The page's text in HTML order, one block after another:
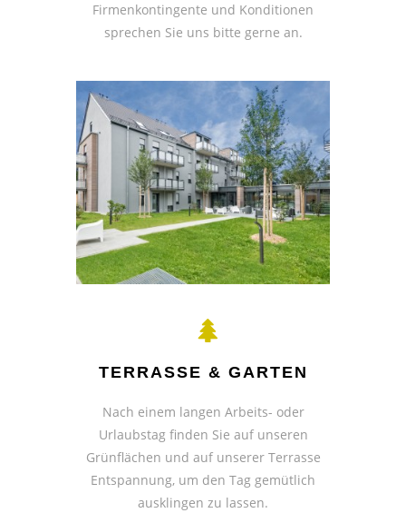
Firmenkontingente und Konditionen
sprechen Sie uns bitte gerne an.
TERRASSE & GARTEN
Nach einem langen Arbeits- oder
Urlaubstag finden Sie auf unseren
Grünflächen und auf unserer Terrasse
Entspannung, um den Tag gemütlich
ausklingen zu lassen.